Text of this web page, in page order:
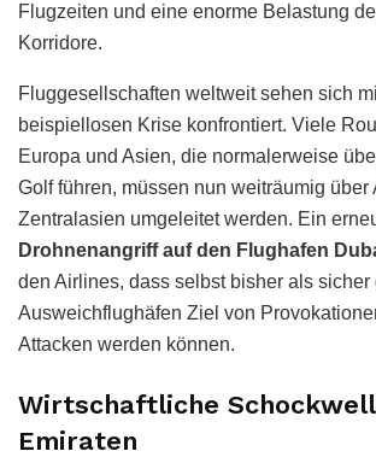
Flugzeiten und eine enorme Belastung
Korridore.
Fluggesellschaften weltweit sehen sich
beispiellosen Krise konfrontiert. Viele
Europa und Asien, die normalerweise
Golf führen, müssen nun weiträumig über
Zentralasien umgeleitet werden. Ein
Drohnenangriff auf den Flughafen
den Airlines, dass selbst bisher als sicher
Ausweichflughäfen Ziel von
Attacken werden können.
Wirtschaftliche
Emiraten